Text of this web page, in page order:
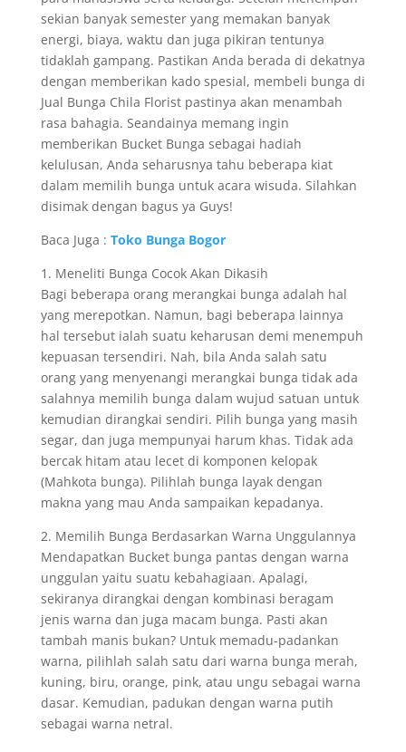
sekian banyak semester yang memakan banyak
energi, biaya, waktu dan juga pikiran tentunya
tidaklah gampang. Pastikan Anda berada di dekatnya
dengan memberikan kado spesial, membeli bunga di
Jual Bunga Chila Florist pastinya akan menambah
rasa bahagia. Seandainya memang ingin
memberikan Bucket Bunga sebagai hadiah
kelulusan, Anda seharusnya tahu beberapa kiat
dalam memilih bunga untuk acara wisuda. Silahkan
disimak dengan bagus ya Guys!
Baca Juga : Toko Bunga Bogor
1. Meneliti Bunga Cocok Akan Dikasih
Bagi beberapa orang merangkai bunga adalah hal
yang merepotkan. Namun, bagi beberapa lainnya
hal tersebut ialah suatu keharusan demi menempuh
kepuasan tersendiri. Nah, bila Anda salah satu
orang yang menyenangi merangkai bunga tidak ada
salahnya memilih bunga dalam wujud satuan untuk
kemudian dirangkai sendiri. Pilih bunga yang masih
segar, dan juga mempunyai harum khas. Tidak ada
bercak hitam atau lecet di komponen kelopak
(Mahkota bunga). Pilihlah bunga layak dengan
makna yang mau Anda sampaikan kepadanya.
2. Memilih Bunga Berdasarkan Warna Unggulannya
Mendapatkan Bucket bunga pantas dengan warna
unggulan yaitu suatu kebahagiaan. Apalagi,
sekiranya dirangkai dengan kombinasi beragam
jenis warna dan juga macam bunga. Pasti akan
tambah manis bukan? Untuk memadu-padankan
warna, pilihlah salah satu dari warna bunga merah,
kuning, biru, orange, pink, atau ungu sebagai warna
dasar. Kemudian, padukan dengan warna putih
sebagai warna netral.